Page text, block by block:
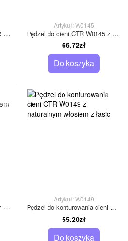
Рędzel do cieni CTR W0144 z naturalnym włosiem z łasic
Artykuł: W0145
Рędzel do cieni CTR W0145 z naturalnym włosiem z łasic
66.72zł
Do koszyka
Рędzel do cieni CTR W0146 z naturalnym włosiem z łasic
Artykuł: W0149
Рędzel do konturowania cieni CTR W0149 z naturalnym włosiem z łasic
55.20zł
Do koszyka